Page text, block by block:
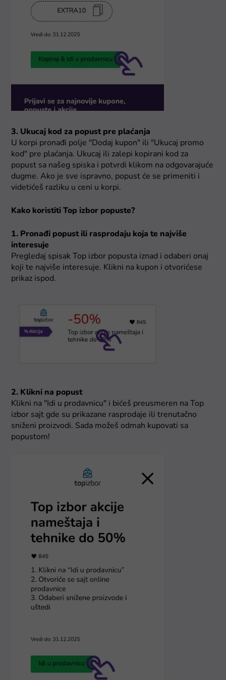
3. Ukucaj kod za popust pre plaćanja
U korpi pronađi polje "Dodaj kupon" ili "Ukucaj promo
kod" pre plaćanja. Ukucaj ili zalepi kopirani kod za
popust sa našeg spiska i potvrdi klikom na odgovarajuće
dugme. Ako je sve ispravno, popust će se primeniti i
videtićeš razliku u ceni u korpi.
Kako koristiti Top izbor popuste?
1. Pronađi popust ili rasprodaju koja te najviše
interesuje
Pregledaj spisak Top izbor popusta iznad i odaberi onaj
koji te najviše interesuje. Klikni na kupon i otvorićese
prikaz ispod.
2. Klikni na popust
Klikni na "Idi u prodavnicu" i bićeš preusmeren na Top
izbor sajt gde su prikazane rasprodaje ili trenutačno
sniženi proizvodi. Sada možeš odmah kupovati sa
popustom!